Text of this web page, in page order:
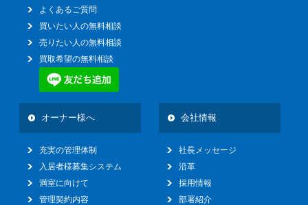
よくあるご質問
買いたい人の無料相談
売りたい人の無料相談
買取希望の無料相談
オーナー様へ
充実の管理体制
入居者様募集システム
満室に向けて
管理契約内容
会社情報
社長メッセージ
沿革
採用情報
部署紹介